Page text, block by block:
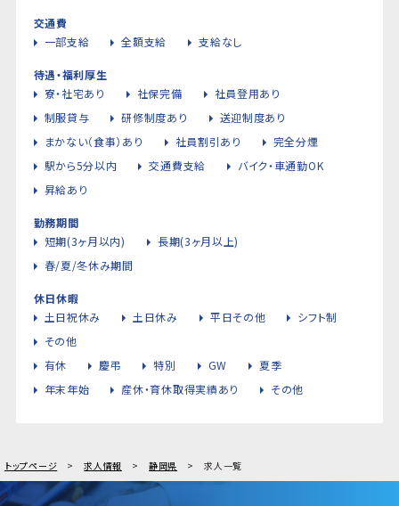
交通費
一部支給
全額支給 支給なし
待遇・福利厚生
寮・社宅あり
社保完備
社員登用あり
制服貸与
研修制度あり
送迎制度あり
まかない（食事）あり
社員割引あり
完全分煙
駅から5分以内
交通費支給
バイク・車通勤OK
昇給あり
勤務期間
短期(3ヶ月以内)
長期(3ヶ月以上)
春/夏/冬休み期間
休日休暇
土日祝休み
土日休み 平日その他
シフト制
その他
有休
慶弔 特別 GW
夏季
年末年始
産休・育休取得実績あり その他
トップページ 求人情報 静岡県 求人一覧